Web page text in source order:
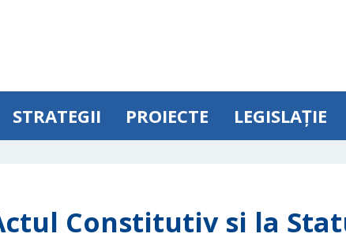
STRATEGII PROIECTE LEGISLAȚIE
Constitutiv si la